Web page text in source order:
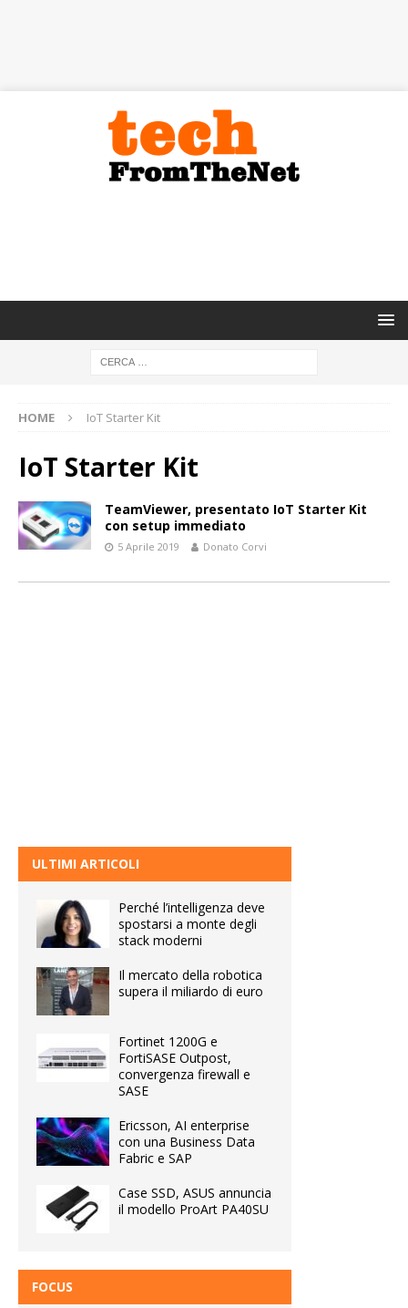
HOME IoT Starter Kit
IoT Starter Kit
TeamViewer, presentato IoT Starter Kit
con setup immediato
5 Aprile 2019 Donato Corvi
ULTIMI ARTICOLI
Perché l’intelligenza deve
spostarsi a monte degli
stack moderni
Il mercato della robotica
supera il miliardo di euro
Fortinet 1200G e
FortiSASE Outpost,
convergenza firewall e
SASE
Ericsson, AI enterprise
con una Business Data
Fabric e SAP
Case SSD, ASUS annuncia
il modello ProArt PA40SU
FOCUS